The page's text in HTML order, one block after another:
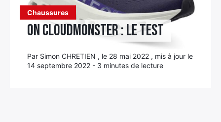
Chaussures
On Cloudmonster : le test
Par Simon CHRETIEN , le 28 mai 2022 , mis à jour le
14 septembre 2022 - 3 minutes de lecture